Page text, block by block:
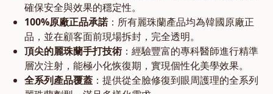
確保安全與效果的穩定性。
100%原廠正品承諾：所有麗珠蘭產品均為韓國原廠正
品，並在顧客面前現場拆封，完全透明。
頂尖的麗珠蘭手打技術 ：經驗豐富的專科醫師進行精準
層次注射，能極小化恢復期，實現個性化美學效果。
全系列產品覆蓋 ：提供從全臉修復到眼周護理的全系列